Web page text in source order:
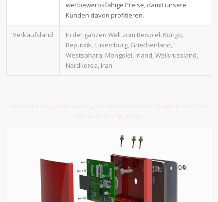
wettbewerbsfähige Preise, damit unsere
Kunden davon profitieren.
Verkaufsland
In der ganzen Welt zum Beispiel: Kongo,
Republik, Luxemburg, Griechenland,
Westsahara, Mongolei, Irland, Weißrussland,
Nordkorea, Iran